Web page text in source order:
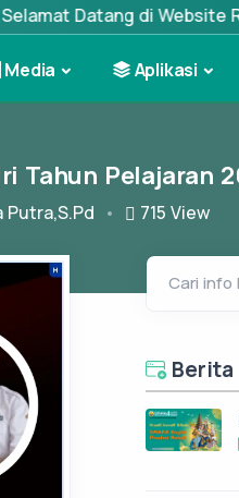
Resmi SMA
Media Aplikasi
Tahun Pelajaran
Putra,S.Pd 715 View
Cari info
Berita